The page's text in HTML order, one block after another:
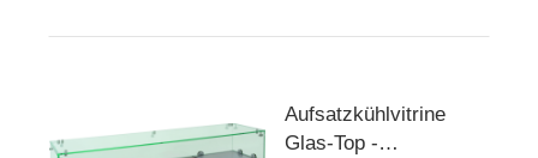
Aufsatzkühlvitrine
Glas-Top -